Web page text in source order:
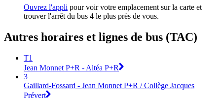
Ouvrez l'appli pour voir votre emplacement sur la carte et
trouver l'arrêt du bus 4 le plus près de vous.
Autres horaires et lignes de bus (TAC)
T1
Jean Monnet P+R - Altéa P+R
3
Gaillard-Fossard - Jean Monnet P+R / Collège Jacques
Prévert